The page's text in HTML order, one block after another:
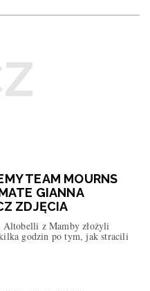
TEAM MOURNS
GIANNA
ZDJĘCIA
z Mamby złożyli
godzin po tym, jak stracili